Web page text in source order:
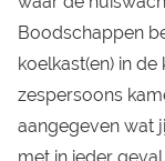
Boodschappen
koelkast(en) in
zespersoons
aangegeven wat